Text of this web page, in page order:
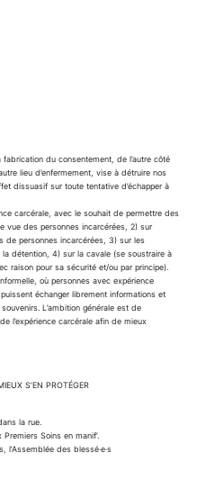
du consentement, de l’autre côté
lieu d’enfermement, vise à détruire nos
dissuasif sur toute tentative d’échapper à
carcérale, avec le souhait de permettre des
vue des personnes incarcérées, 2) sur
de personnes incarcérées, 3) sur les
détention, 4) sur la cavale (se soustraire à
raison pour sa sécurité et/ou par principe).
où personnes avec expérience
échanger librement informations et
L’ambition générale est de
l’expérience carcérale afin de mieux
S’EN PROTÉGER
la rue.
Soins en manif’.
des blessé·e·s